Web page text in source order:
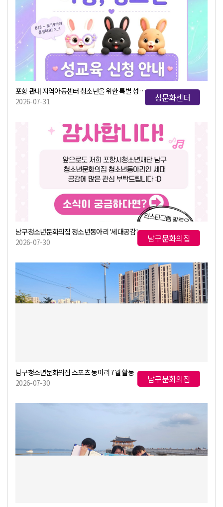
포항 관내 지역아동센터 청소년을 위한 특별 성교육 프로그램 신청 안내
2026-07-31
성문화센터
남구청소년문화의집 청소년동아리 '세대공감' 7월 활동
2026-07-30
남구문화의집
남구청소년문화의집 스포츠 동아리 7월 활동
2026-07-30
남구문화의집